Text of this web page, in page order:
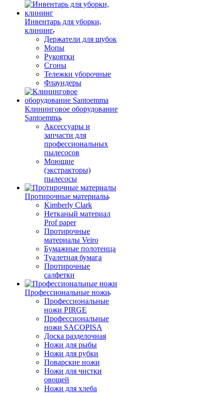
Инвентарь для уборки,
клининг
Держатели для шубок
Мопы
Рукоятки
Сгоны
Тележки уборочные
Флаундеры
Клининговое оборудование
Santoemma
Аксессуары и
запчасти для
профессиональных
пылесосов
Моющие
(экстракторы)
пылесосы
Протирочные материалы
Kimberly Clark
Нетканый материал
Prof paper
Протирочные
материалы Veiro
Бумажные полотенца
Туалетная бумага
Протирочные
салфетки
Профессиональные ножи
Профессиональные
ножи PIRGE
Профессиональные
ножи SACOPISA
Доска разделочная
Ножи для рыбы
Ножи для рубки
Поварские ножи
Ножи для чистки
овощей
Ножи для хлеба